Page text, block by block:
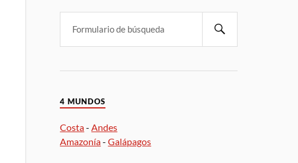
4 MUNDOS
Costa- Andes
Amazonía-Galápagos